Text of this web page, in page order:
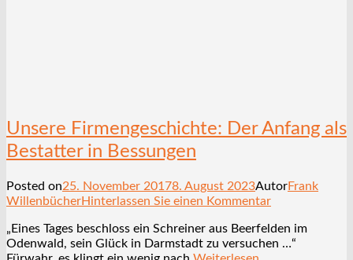
Unsere Firmengeschichte: Der Anfang als
Bestatter in Bessungen
Posted on25. November 20178. August 2023AutorFrank
WillenbücherHinterlassen Sie einen Kommentar
„Eines Tages beschloss ein Schreiner aus Beerfelden im
Odenwald, sein Glück in Darmstadt zu versuchen …“